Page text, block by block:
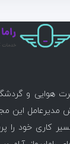
هوایی و گردشگری
مدیرعامل این
کاری خود را